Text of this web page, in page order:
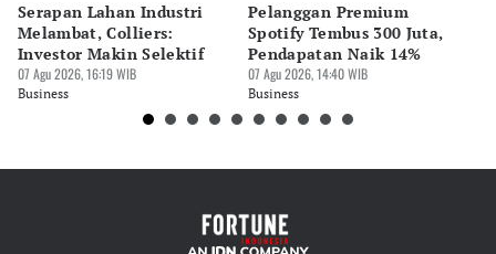
Serapan Lahan Industri
Melambat, Colliers:
Investor Makin Selektif
07 Agu 2026, 16:19 WIB
Business
Pelanggan Premium
Spotify Tembus 300 Juta,
Pendapatan Naik 14%
07 Agu 2026, 14:40 WIB
Business